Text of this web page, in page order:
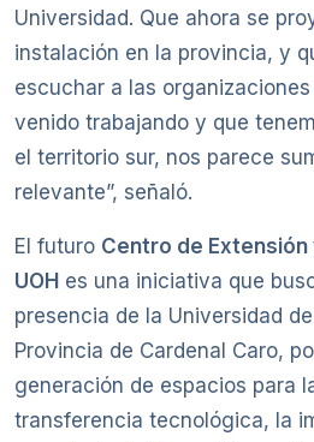
Universidad. Que ahora se
instalación en la provincia, y
escuchar a las
venido trabajando y que
el territorio sur, nos parece
relevante”, señaló.
El futuro Centro de Extensión
UOH es una iniciativa que
presencia de la Universidad
Provincia de Cardenal Caro,
generación de espacios para
transferencia tecnológica, la